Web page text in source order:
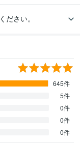
ださい。
645件
5件
0件
0件
0件